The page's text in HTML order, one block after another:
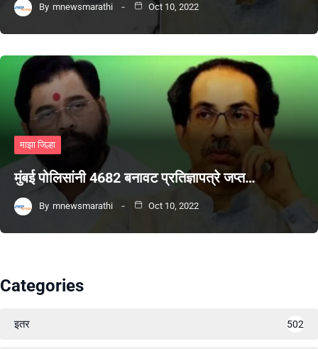
By mnewsmarathi Oct 10, 2022
माझा जिल्हा
मुंबई पोलिसांनी 4682 बनावट प्रतिज्ञापत्रे जप्त…
By mnewsmarathi Oct 10, 2022
Categories
इतर 502